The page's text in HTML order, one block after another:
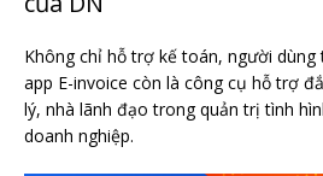
Không chỉ hỗ trợ kế toán, người
app E-invoice còn là công cụ hỗ trợ
lý, nhà lãnh đạo trong quản trị tình
doanh nghiệp.